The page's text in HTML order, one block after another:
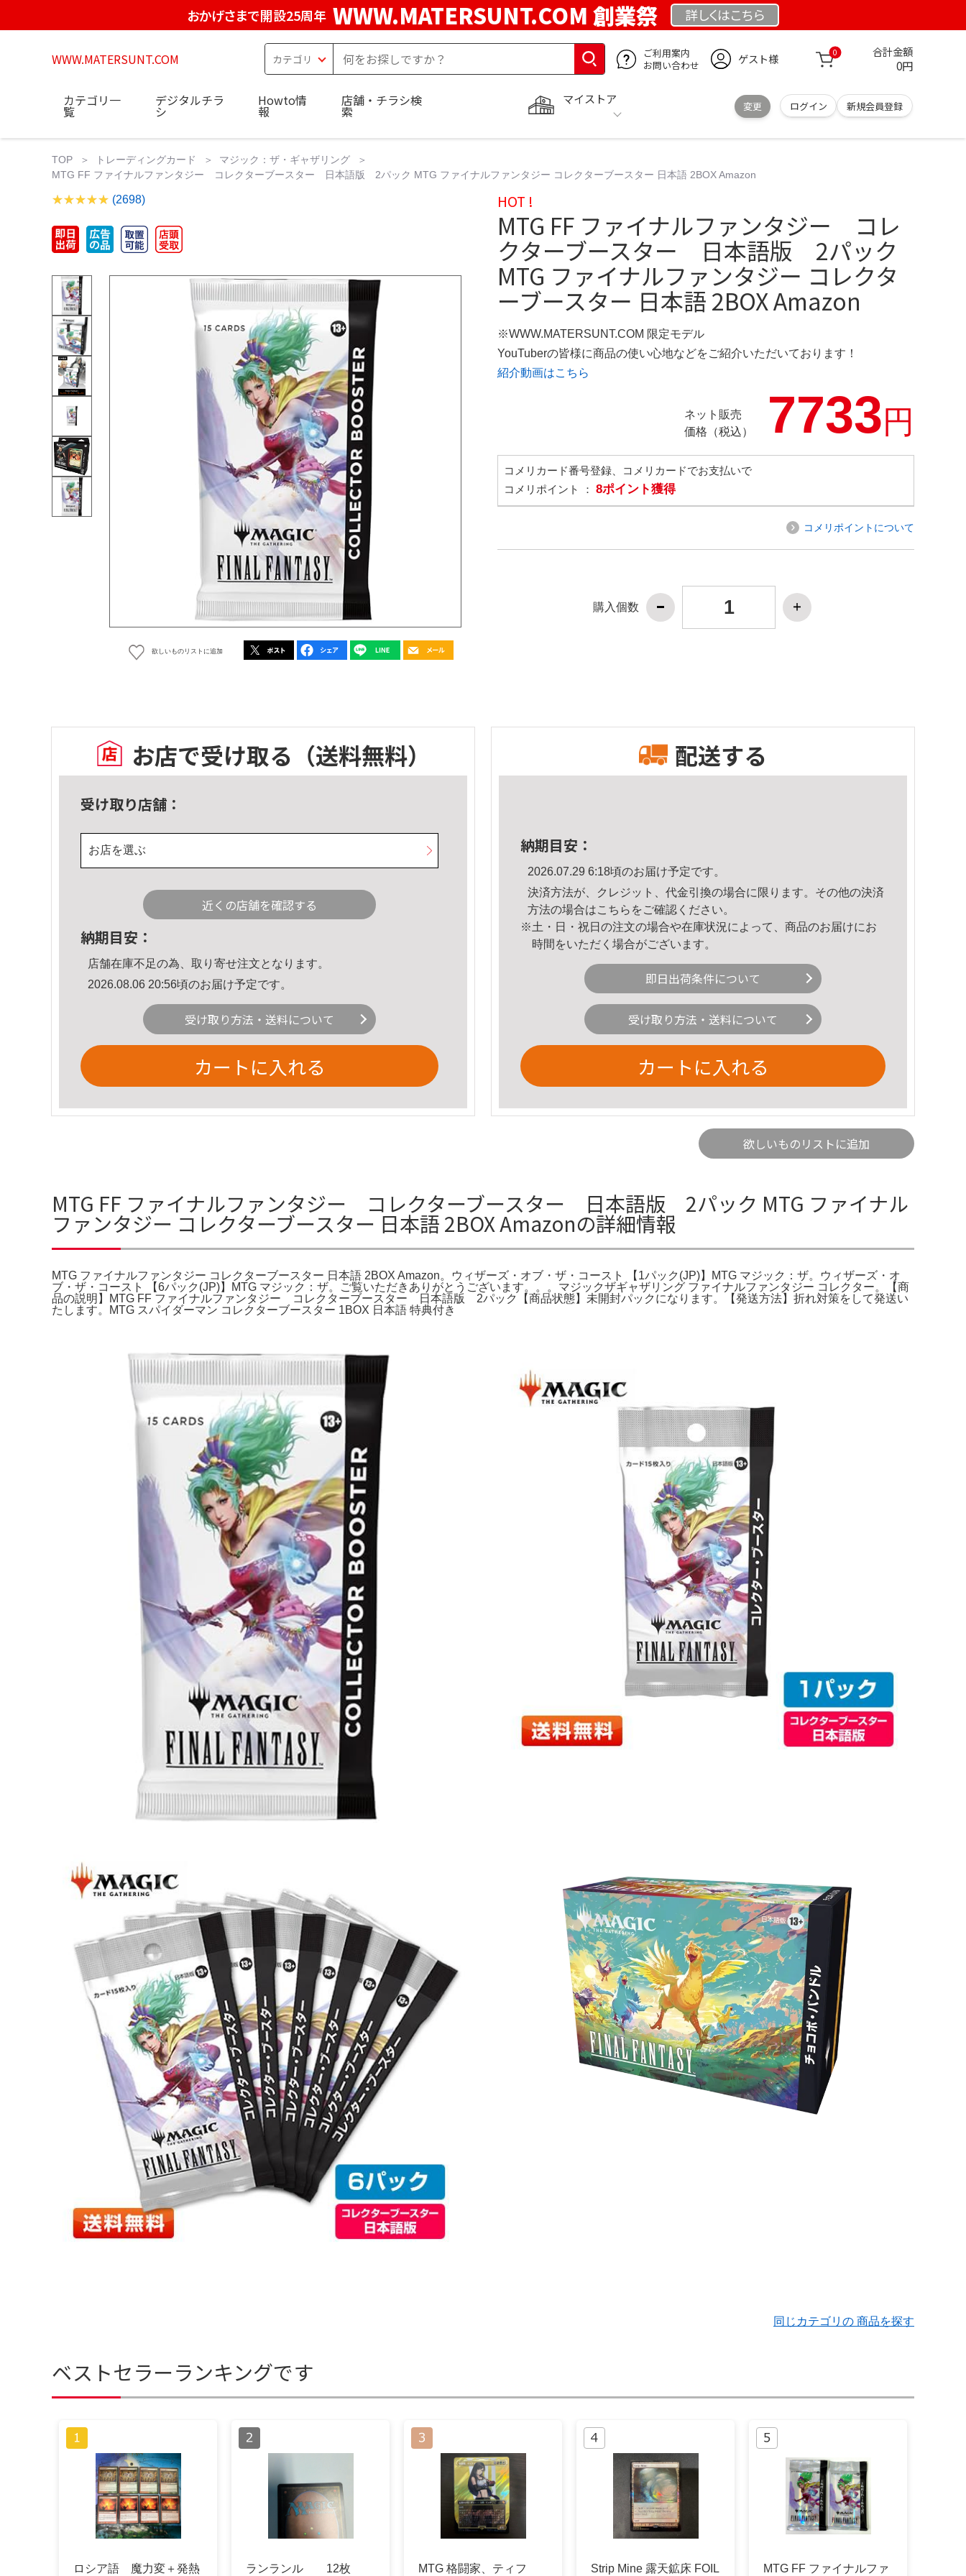
おかげさまで開設25周年 WWW.MATERSUNT.COM 創業祭 詳しくはこちら
WWW.MATERSUNT.COM
ご利用案内
お問い合わせ
ゲスト様 0 合計金額
0円
マイストア
変更 ログイン 新規会員登録
カテゴリ一
覧
デジタルチラ
シ
Howto情
報
店舗・チラシ検
索
TOP トレーディングカード
マジック：ザ・ギャザリング
MTG FF ファイナルファンタジー コレクターブースター 日本語版 2パック MTG ファイナルファンタジー コレクターブースター 日本語 2BOX Amazon
(2698)
欲しいものリストに追加
HOT !
MTG FF ファイナルファンタジー コレ
クターブースター 日本語版 2パック
MTG ファイナルファンタジー コレクタ
ーブースター 日本語 2BOX Amazon
※WWW.MATERSUNT.COM 限定モデル
YouTuberの皆様に商品の使い心地などをご紹介いただいております！
紹介動画はこちら
ネット販売
価格（税込）
7733円
コメリカード番号登録、コメリカードでお支払いで
コメリポイント ： 8ポイント獲得
コメリポイントについて
購入個数
お店で受け取る （送料無料）
受け取り店舗：
お店を選ぶ
近くの店舗を確認する
納期目安：
店舗在庫不足の為、取り寄せ注文となります。
2026.08.06 20:56頃のお届け予定です。
受け取り方法・送料について
カートに入れる
配送する
納期目安：
2026.07.29 6:18頃のお届け予定です。
決済方法が、クレジット、代金引換の場合に限ります。その他の決済
方法の場合はこちら をご確認ください。
※土・日・祝日の注文の場合や在庫状況によって、商品のお届けにお
時間をいただく場合がございます。
即日出荷条件について
受け取り方法・送料について
カートに入れる
欲しいものリストに追加
MTG FF ファイナルファンタジー コレクターブースター 日本語版 2パック MTG ファイナル
ファンタジー コレクターブースター 日本語 2BOX Amazonの詳細情報
MTG ファイナルファンタジー コレクターブースター 日本語 2BOX Amazon。ウィザーズ・オブ・ザ・コースト 【1パック(JP)】MTG マジック：ザ。ウィザーズ・オ
ブ・ザ・コースト 【6パック(JP)】MTG マジック：ザ。ご覧いただきありがとうございます。。。マジックザギャザリング ファイナルファンタジー コレクター。【商
品の説明】MTG FF ファイナルファンタジー コレクターブースター 日本語版 2パック【商品状態】未開封パックになります。【発送方法】折れ対策をして発送い
たします。MTG スパイダーマン コレクターブースター 1BOX 日本語 特典付き
同じカテゴリの 商品を探す
ベストセラーランキングです
ロシア語 魔力変＋発熱 ランランル 12枚 MTG 格闘家、ティフ Strip Mine 露天鉱床 FOIL MTG FF ファイナルファ